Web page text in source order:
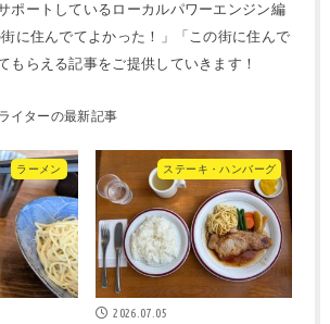
ポートしているローカルパワーエンジン編
に住んでてよかった！」「この街に住んで
もらえる記事をご提供していきます！
ラーメン ステーキ・ハンバーグ
2026.07.05